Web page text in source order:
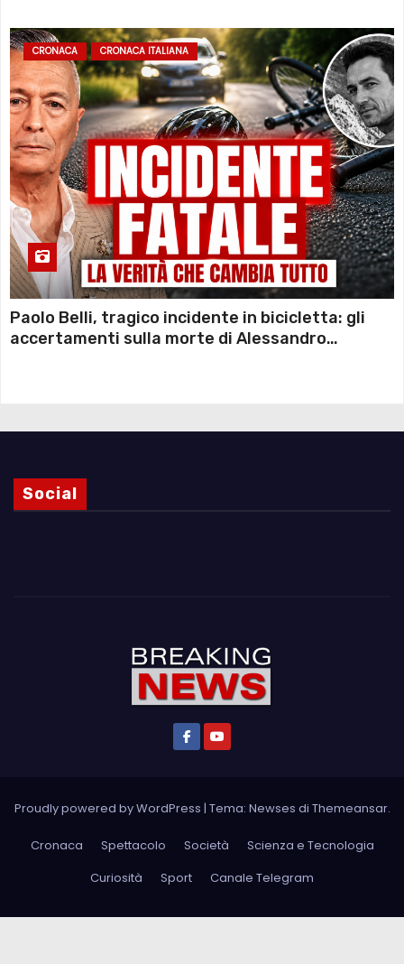
CRONACA CRONACA ITALIANA
Paolo Belli, tragico incidente in bicicletta: gli
accertamenti sulla morte di Alessandro
Social
Proudly powered by WordPress | Tema: Newses di Themeansar.
Cronaca Spettacolo Società
Scienza e Tecnologia
Curiosità
Sport Canale Telegram